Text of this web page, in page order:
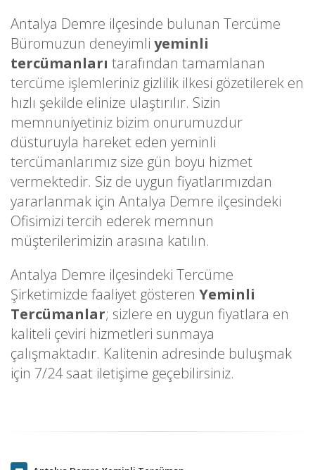
Antalya Demre ilçesinde bulunan Tercüme
Büromuzun deneyimli yeminli
tercümanları tarafından tamamlanan
tercüme işlemleriniz gizlilik ilkesi gözetilerek en
hızlı şekilde elinize ulaştırılır. Sizin
memnuniyetiniz bizim onurumuzdur
düsturuyla hareket eden yeminli
tercümanlarımız size gün boyu hizmet
vermektedir. Siz de uygun fiyatlarımızdan
yararlanmak için Antalya Demre ilçesindeki
Ofisimizi tercih ederek memnun
müşterilerimizin arasına katılın.
Antalya Demre ilçesindeki Tercüme
Şirketimizde faaliyet gösteren Yeminli
Tercümanlar; sizlere en uygun fiyatlara en
kaliteli çeviri hizmetleri sunmaya
çalışmaktadır. Kalitenin adresinde buluşmak
için 7/24 saat iletişime geçebilirsiniz.